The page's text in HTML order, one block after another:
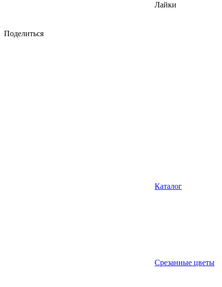
Лайки
Поделиться
Каталог
Срезанные цветы